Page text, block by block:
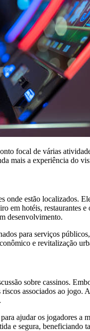
focal de várias
mais a experiência do
estão localizados.
em hotéis,
desenvolvimento.
para serviços
e revitalização
sobre cassinos.
associados ao
ajudar os jogadores
e segura, beneficiando